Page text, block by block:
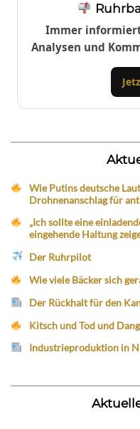
Immer
Analysen und
Wie Putins deutsche
Drohnenanschlag für
„Ich sollte eine
eingehende Haltung
Der Ruhrpilot
Wie viele Bäcker sich
Der Rückhalt für den
Kitsch und Tod und
Industrieproduktion in